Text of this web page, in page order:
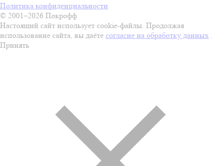
Политика конфиденциальности
© 2001–2026 Покрофф
Настоящий сайт использует cookie-файлы. Продолжая
использование сайта, вы даёте согласие на обработку данных .
Принять